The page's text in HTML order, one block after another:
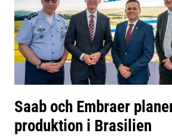
Saab och Embraer
produktion i Brasilien